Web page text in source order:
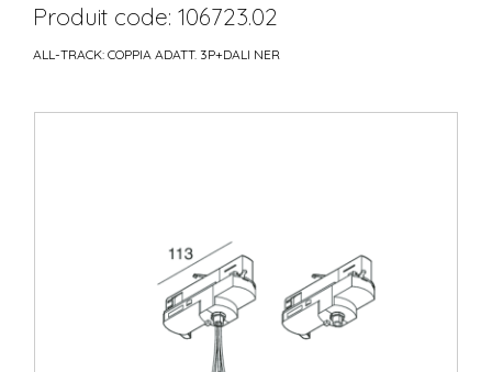
Produit code: 106723.02
ALL-TRACK: COPPIA ADATT. 3P+DALI NER